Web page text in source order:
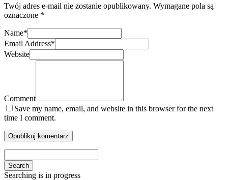
Twój adres e-mail nie zostanie opublikowany. Wymagane pola są
oznaczone *
Name*
Email Address*
Website
Comment
Save my name, email, and website in this browser for the next
time I comment.
Search
Searching is in progress